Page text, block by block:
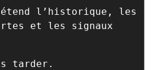
l’historique, les
et les signaux
tarder.